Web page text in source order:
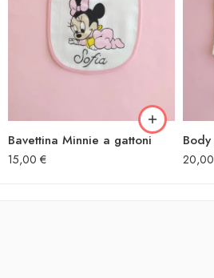
Bavettina Minnie a gattoni
15,00 € 20,00